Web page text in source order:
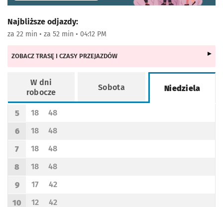
Najbliższe odjazdy:
za 22 min • za 52 min • 04:12 PM
ZOBACZ TRASĘ I CZASY PRZEJAZDÓW
W dni
robocze
Sobota Niedziela
Rozkład jazdy -
Godzina odjazdu
5
Odjazd
18
minut po godzinie 5
Odjazd
48
minut po godzinie 5
Godzina odjazdu
6
Odjazd
18
minut po godzinie 6
Odjazd
48
minut po godzinie 6
Godzina odjazdu
7
Odjazd
18
minut po godzinie 7
Odjazd
48
minut po godzinie 7
Godzina odjazdu
8
Odjazd
18
minut po godzinie 8
Odjazd
48
minut po godzinie 8
Godzina odjazdu
9
Odjazd
17
minut po godzinie 9
Odjazd
42
minut po godzinie 9
10 12 42